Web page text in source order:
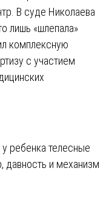
В суде Николаева
лишь «шлепала»
комплексную
с участием
ребенка телесные
давность и механизм